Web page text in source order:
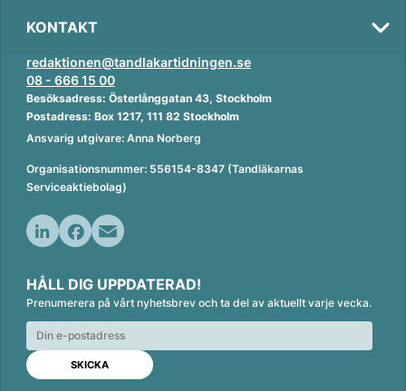
KONTAKT
redaktionen@tandlakartidningen.se
08 - 666 15 00
Besöksadress: Österlånggatan 43, Stockholm
Postadress: Box 1217, 111 82 Stockholm
Ansvarig utgivare: Anna Norberg
Organisationsnummer: 556154-8347 (Tandläkarnas
Serviceaktiebolag)
n
k
e
d
n
c
e
b
o
o
k
a
i
l
HÅLL DIG UPPDATERAD!
Prenumerera på vårt nyhetsbrev och ta del av aktuellt varje vecka.